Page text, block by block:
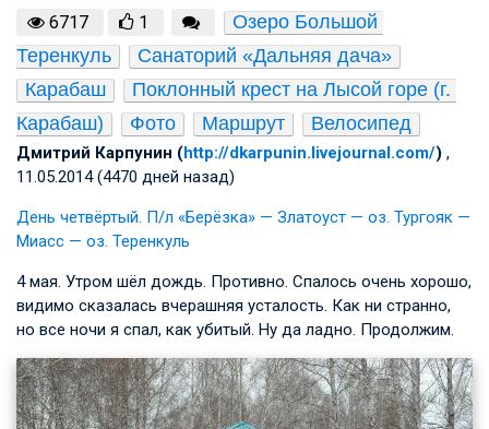
6717 1
Озеро Большой
Теренкуль
Санаторий «Дальняя дача»
Карабаш
Поклонный крест на Лысой горе (г.
Карабаш)
Фото Маршрут Велосипед
Дмитрий Карпунин (http://dkarpunin.livejournal.com/) ,
11.05.2014 (4470 дней назад)
День четвёртый. П/л «Берёзка» — Златоуст — оз. Тургояк —
Миасс — оз. Теренкуль
4 мая. Утром шёл дождь. Противно. Спалось очень хорошо,
видимо сказалась вчерашняя усталость. Как ни странно,
но все ночи я спал, как убитый. Ну да ладно. Продолжим.